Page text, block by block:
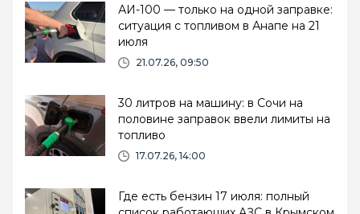
АИ-100 — только на одной заправке:
ситуация с топливом в Анапе на 21
июля
21.07.26, 09:50
30 литров на машину: в Сочи на
половине заправок ввели лимиты на
топливо
17.07.26, 14:00
Где есть бензин 17 июля: полный